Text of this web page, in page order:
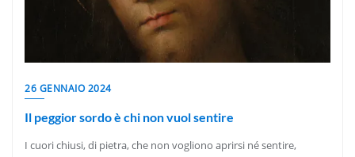
26 GENNAIO 2024
Il peggior sordo è chi non vuol sentire
I cuori chiusi, di pietra, che non vogliono aprirsi né sentire,